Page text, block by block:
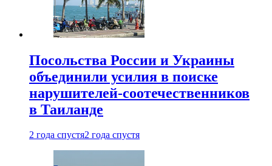
Посольства России и Украины
объединили усилия в поиске
нарушителей-соотечественников
в Таиланде
2 года спустя2 года спустя